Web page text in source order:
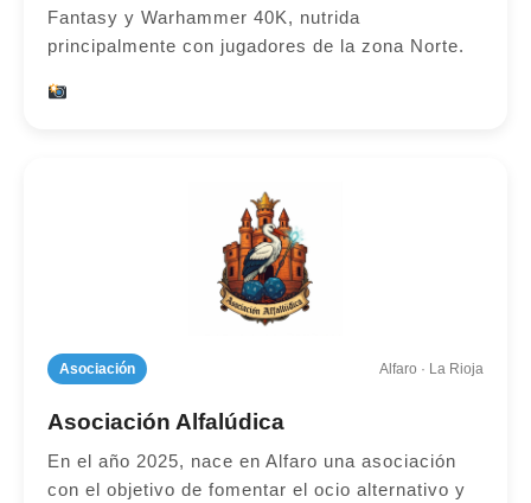
Fantasy y Warhammer 40K, nutrida
principalmente con jugadores de la zona Norte.
Asociación Alfaro · La Rioja
Asociación Alfalúdica
En el año 2025, nace en Alfaro una asociación
con el objetivo de fomentar el ocio alternativo y